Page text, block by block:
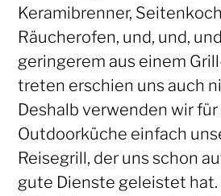
Keramibrenner,
Räucherofen, und, und,
geringerem aus einem
treten erschien uns auch
Deshalb verwenden wir für
Outdoorküche einfach
Reisegrill, der uns schon
gute Dienste geleistet hat.